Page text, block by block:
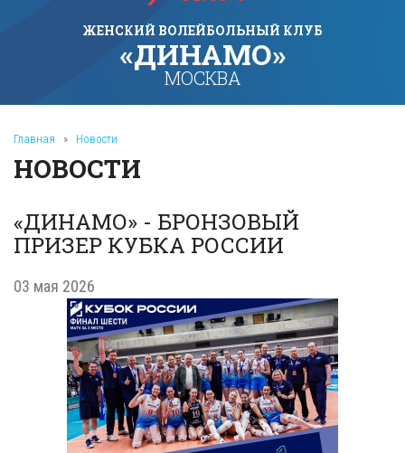
ЖЕНСКИЙ ВОЛЕЙБОЛЬНЫЙ КЛУБ
«ДИНАМО»
МОСКВА
Главная » Новости
НОВОСТИ
«ДИНАМО» - БРОНЗОВЫЙ
ПРИЗЕР КУБКА РОССИИ
03 мая 2026